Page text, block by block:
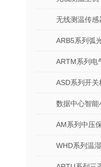
无线测温传感
ARB5系列弧
ARTM系列电
ASD系列开
数据中心智能
AM系列中压
WHD系列温